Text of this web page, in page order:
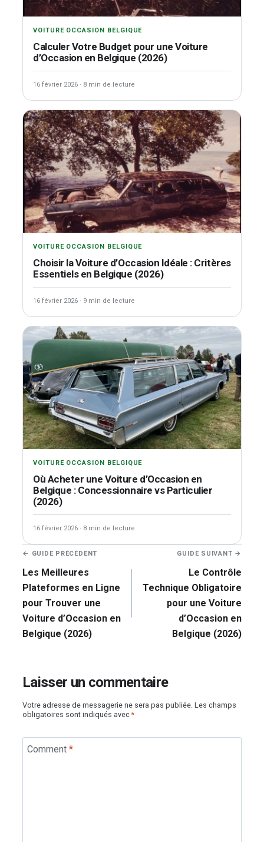
VOITURE OCCASION BELGIQUE
Calculer Votre Budget pour une Voiture
d’Occasion en Belgique (2026)
16 février 2026 · 8 min de lecture
VOITURE OCCASION BELGIQUE
Choisir la Voiture d’Occasion Idéale : Critères
Essentiels en Belgique (2026)
16 février 2026 · 9 min de lecture
VOITURE OCCASION BELGIQUE
Où Acheter une Voiture d’Occasion en
Belgique : Concessionnaire vs Particulier
(2026)
16 février 2026 · 8 min de lecture
Navigation
de
l’article
← GUIDE PRÉCÉDENT
Les Meilleures
Plateformes en Ligne
pour Trouver une
Voiture d’Occasion en
Belgique (2026)
GUIDE SUIVANT →
Le Contrôle
Technique Obligatoire
pour une Voiture
d’Occasion en
Belgique (2026)
Laisser un commentaire
Votre adresse de messagerie ne sera pas publiée. Les champs
obligatoires sont indiqués avec*
Comment *